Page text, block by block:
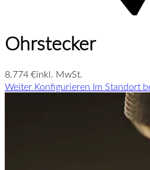
Ohrstecker
8.774 €inkl. MwSt.
Weiter Konfigurieren Im Standort